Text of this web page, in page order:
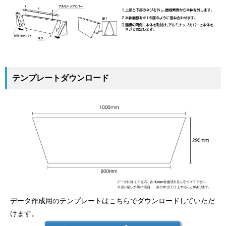
テンプレートダウンロード
データ作成用のテンプレートはこちらでダウンロードしていただ
けます。